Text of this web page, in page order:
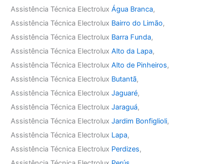
Assistência Técnica ElectroluxÁgua Branca,
Assistência Técnica Electrolux Bairro do Limão,
Assistência Técnica Electrolux Barra Funda,
Assistência Técnica ElectroluxAlto da Lapa,
Assistência Técnica ElectroluxAlto de Pinheiros,
Assistência Técnica Electrolux Butantã,
Assistência Técnica ElectroluxJaguaré,
Assistência Técnica ElectroluxJaraguá,
Assistência Técnica ElectroluxJardim Bonfiglioli,
Assistência Técnica Electrolux Lapa,
Assistência Técnica Electrolux Perdizes,